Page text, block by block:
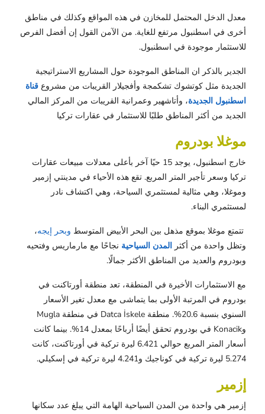
معدل الدخل المحتمل للمخازن في هذه المواقع وكذلك في مناطق
أخرى في اسطنبول مرتفع للغاية. من الآمن القول إن أفضل الفرص
للاستثمار موجودة في اسطنبول.
الجدير بالذكر ان المناطق الموجودة حول المشاريع الاستراتيجية
الجديدة مثل كوتشوك تشكمجة وأفجيلار القريبات من مشروع قناة
اسطنبول الجديدة، وأتاشهير وعمرانية القريبات من المركز المالي
الجديد من أكثر المناطق طلبًا للاستثمار في عقارات تركيا
موغلا بودروم
خارج اسطنبول، يوجد 15 حيًا آخر بأعلى معدلات مبيعات عقارات
تركيا وسعر تأجير المتر المربع. تقع هذه الأحياء في مدينتي إزمير
وموغلا، وهي مثالية لمستثمري السياحة، وهي اكتشاف نادر
لمستثمري البناء.
تتمتع موغلا بموقع مذهل بين البحر الأبيض المتوسط ​​ وبحر إيجه،
وتظل واحدة من أكثر المدن السياحية نجاحًا مع مارماريس وفتحيه
وبودروم والعديد من المناطق الأكثر جمالًا.
مع الاستثمارات الأخيرة في المنطقة، تعد منطقة أورتاكنت في
بودروم في المرتبة الأولى بما يتماشى مع معدل تغير الأسعار
السنوي بنسبة 20.6%. منطقة Datca İskele في منطقة Mugla
وKonacik في بودروم تحقق أيضًا أرباحًا بمعدل 14%. بينما كانت
أسعار المتر المربع حوالي 6.421 ليرة تركية في أورتاكنت، كانت
5.274 ليرة تركية في كوناجيك و4.241 ليرة تركية في إسكيلي.
إزمير
إزمير هي واحدة من المدن السياحية الهامة التي يبلغ عدد سكانها